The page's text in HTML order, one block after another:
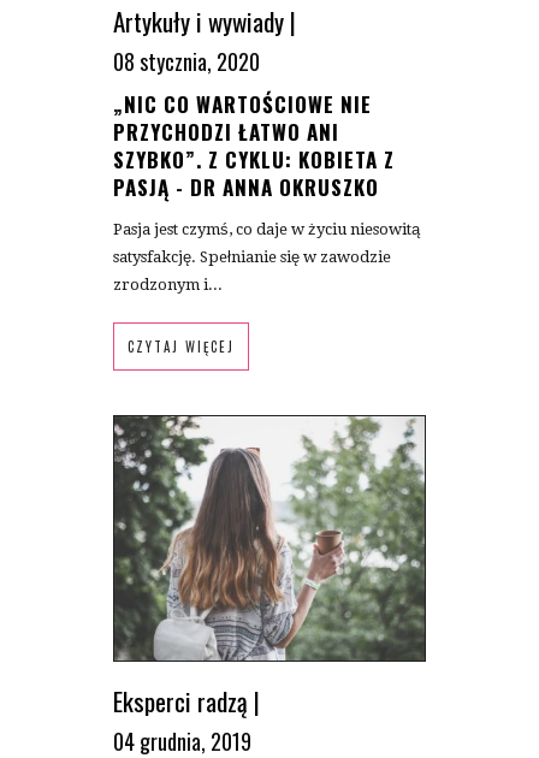
Artykuły i wywiady|
08 stycznia, 2020
„NIC CO WARTOŚCIOWE NIE
PRZYCHODZI ŁATWO ANI
SZYBKO”. Z CYKLU: KOBIETA Z
PASJĄ - DR ANNA OKRUSZKO
Pasja jest czymś, co daje w życiu niesowitą
satysfakcję. Spełnianie się w zawodzie
zrodzonym i...
CZYTAJ WIĘCEJ
Eksperci radzą |
04 grudnia, 2019